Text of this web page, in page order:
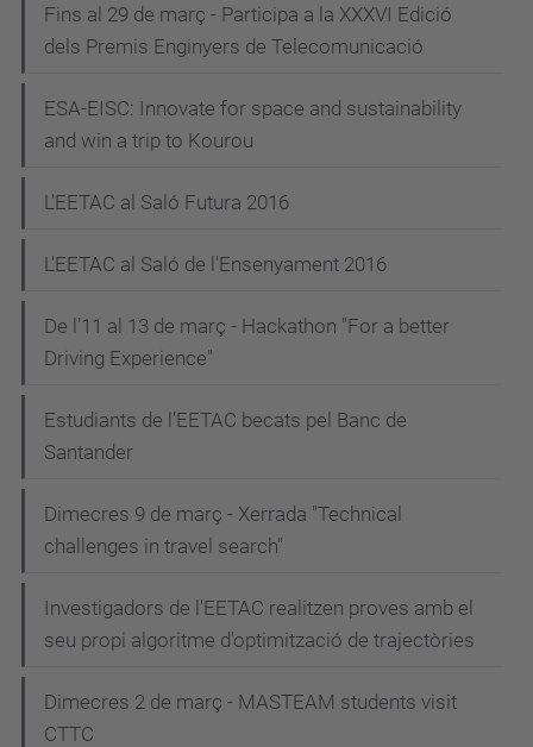
Fins al 29 de març - Participa a la XXXVI Edició
dels Premis Enginyers de Telecomunicació
ESA-EISC: Innovate for space and sustainability
and win a trip to Kourou
L'EETAC al Saló Futura 2016
L'EETAC al Saló de l'Ensenyament 2016
De l'11 al 13 de març - Hackathon "For a better
Driving Experience"
Estudiants de l’EETAC becats pel Banc de
Santander
Dimecres 9 de març - Xerrada "Technical
challenges in travel search"
Investigadors de l'EETAC realitzen proves amb el
seu propi algoritme d'optimització de trajectòries
Dimecres 2 de març - MASTEAM students visit
CTTC